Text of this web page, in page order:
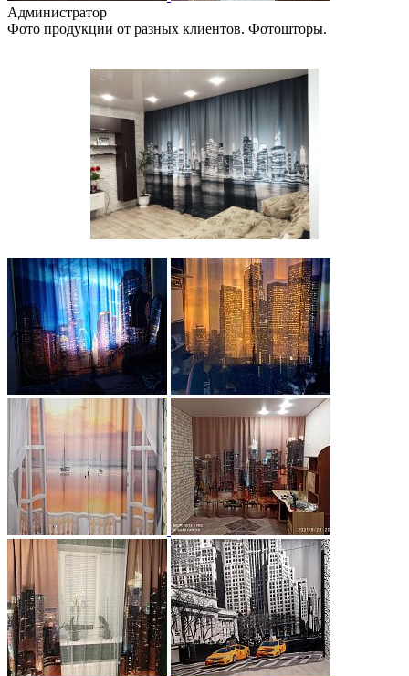
Администратор
Фото продукции от разных клиентов. Фотошторы.